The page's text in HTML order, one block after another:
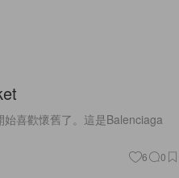
喜歡懷舊了。這是Balenciaga
6 0